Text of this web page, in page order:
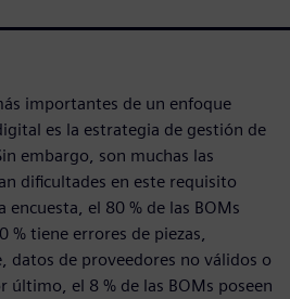
importantes de un enfoque
es la estrategia de gestión de
embargo, son muchas las
dificultades en este requisito
el 80 % de las BOMs
% tiene errores de piezas,
datos de proveedores no válidos o
último, el 8 % de las BOMs poseen